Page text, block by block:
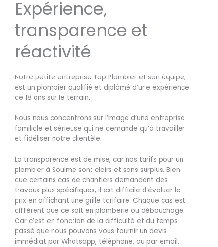
Expérience,
transparence et
réactivité
Notre petite entreprise Top Plombier et son équipe,
est un plombier qualifié et diplômé d’une expérience
de 18 ans sur le terrain.
Nous nous concentrons sur l’image d’une entreprise
familiale et sérieuse qui ne demande qu’à travailler
et fidéliser notre clientèle.
La transparence est de mise, car nos tarifs pour un
plombier à Soulme sont clairs et sans surplus. Bien
que certains cas de chantiers demandant des
travaux plus spécifiques, il est difficile d’évaluer le
prix en affichant une grille tarifaire. Chaque cas est
différent que ce soit en plomberie ou débouchage.
Car c’est en fonction de la difficulté et du temps
passé que nous pouvons vous fournir un devis
immédiat par Whatsapp, téléphone, ou par email.